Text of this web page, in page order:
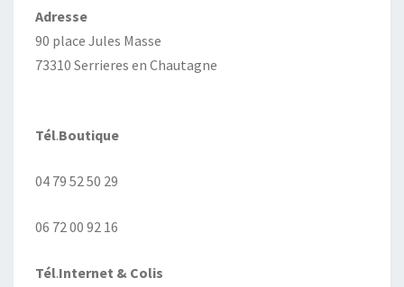
Adresse
90 place Jules Masse
73310 Serrieres en Chautagne
Tél.Boutique
04 79 52 50 29
06 72 00 92 16
Tél.Internet & Colis